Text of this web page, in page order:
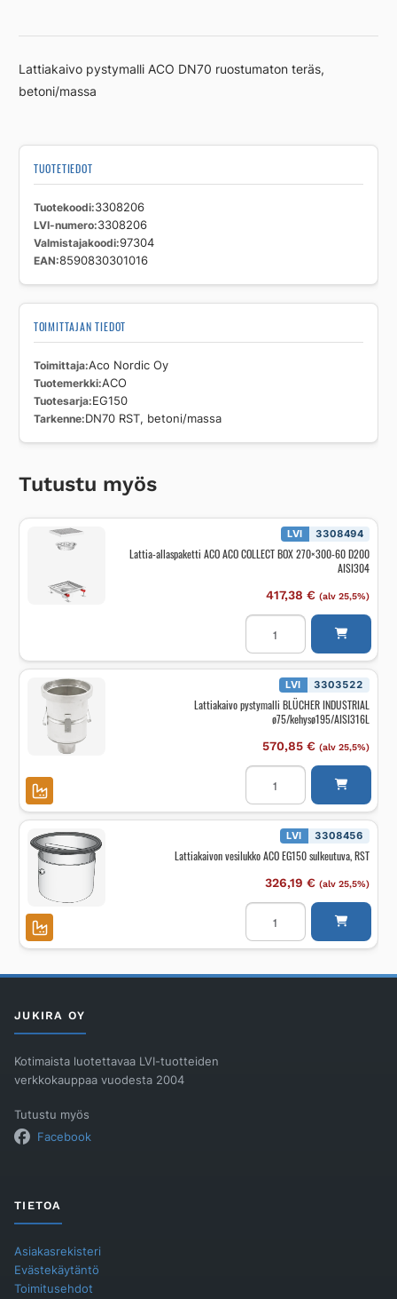
DN70
betoni/massa
määrä
Lattiakaivo pystymalli ACO DN70 ruostumaton teräs,
betoni/massa
TUOTETIEDOT
Tuotekoodi 3308206
LVI-numero 3308206
Valmistajakoodi 97304
EAN 8590830301016
TOIMITTAJAN TIEDOT
Toimittaja Aco Nordic Oy
Tuotemerkki ACO
Tuotesarja EG150
Tarkenne DN70 RST, betoni/massa
Tutustu myös
LVI 3308494
Lattia-allaspaketti ACO ACO COLLECT BOX 270×300-60 D200
AISI304
417,38 € (alv 25,5%)
Lattia-
allaspaketti
ACO
COLLECT
270x300-
60
D200
määrä
LVI 3303522
Lattiakaivo pystymalli BLÜCHER INDUSTRIAL
ø75/kehysø195/AISI316L
570,85 € (alv 25,5%)
Lattiakaivo
pystymalli
BLÜCHER
INDUSTRIAL
ø75/kehysø195/AISI316L
määrä LVI 3308456
Lattiakaivon vesilukko ACO EG150 sulkeutuva, RST
326,19 € (alv 25,5%)
Lattiakaivon
vesilukko
EG150
määrä
JUKIRA OY
Kotimaista luotettavaa LVI-tuotteiden
verkkokauppaa vuodesta 2004
Tutustu myös
Facebook
TIETOA
Asiakasrekisteri
Evästekäytäntö
Toimitusehdot